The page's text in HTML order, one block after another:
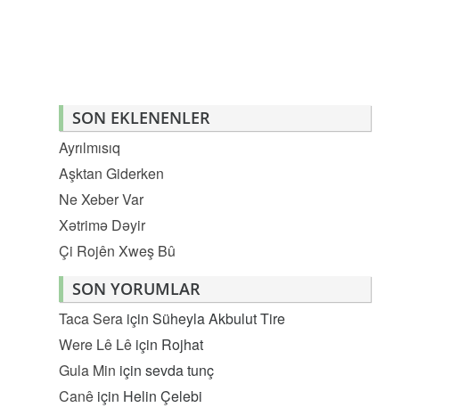
SON EKLENENLER
Ayrılmısıq
Aşktan Giderken
Ne Xeber Var
Xətrimə Dəyir
Çi Rojên Xweş Bû
SON YORUMLAR
Taca Sera için Süheyla Akbulut Tire
Were Lê Lê için Rojhat
Gula Min için sevda tunç
Canê için Helin Çelebi